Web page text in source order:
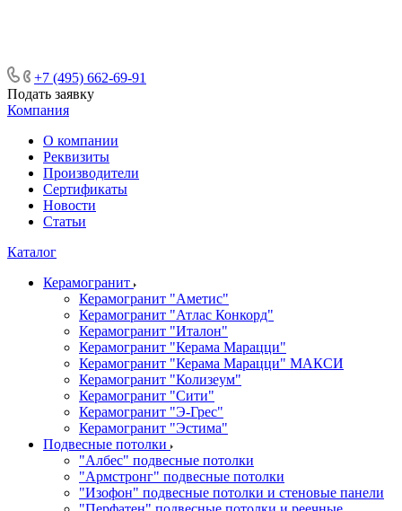
+7 (495) 662-69-91
Подать заявку
Компания
О компании
Реквизиты
Производители
Сертификаты
Новости
Статьи
Каталог
Керамогранит
Керамогранит "Аметис"
Керамогранит "Атлас Конкорд"
Керамогранит "Италон"
Керамогранит "Керама Марацци"
Керамогранит "Керама Марацци" МАКСИ
Керамогранит "Колизеум"
Керамогранит "Сити"
Керамогранит "Э-Грес"
Керамогранит "Эстима"
Подвесные потолки
"Албес" подвесные потолки
"Армстронг" подвесные потолки
"Изофон" подвесные потолки и стеновые панели